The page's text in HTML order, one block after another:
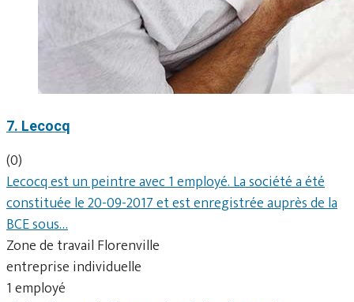
7. Lecocq
(0)
Lecocq est un peintre avec 1 employé. La société a été
constituée le 20-09-2017 et est enregistrée auprès de la
BCE sous…
Zone de travail Florenville
entreprise individuelle
1 employé